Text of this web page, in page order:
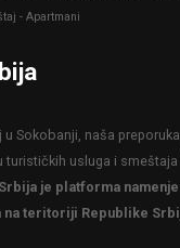
- Apartmani
Sokobanji, naša
turističkih usluga i
je platforma
teritoriji Republike